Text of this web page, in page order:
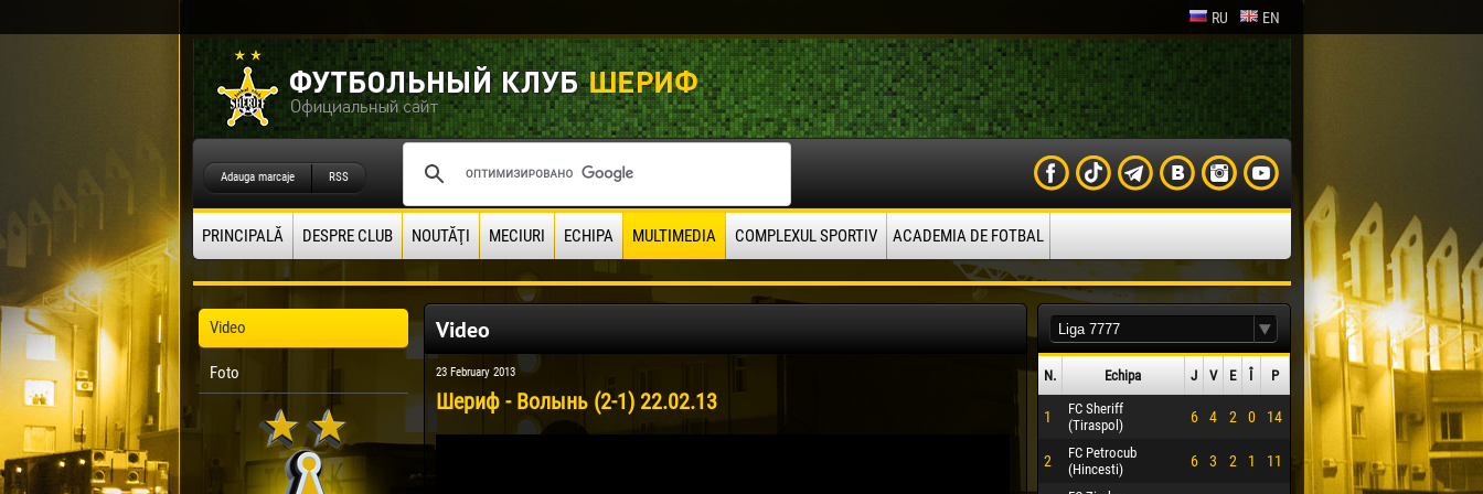
RU EN
Adauga marcaje RSS
PRINCIPALĂ DESPRE CLUB NOUTĂŢI MECIURI ECHIPA MULTIMEDIA COMPLEXUL SPORTIV ACADEMIA DE FOTBAL
Video
Foto
Video
23 February 2013
Шериф - Волынь (2-1) 22.02.13
N. Echipa J V E Î P
1
FC Sheriff
(Tiraspol)
6 4 2 0 14
2
FC Petrocub
(Hincesti)
6 3 2 1 11